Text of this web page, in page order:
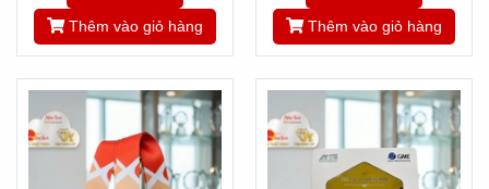
Thêm vào giỏ hàng Thêm vào giỏ hàng